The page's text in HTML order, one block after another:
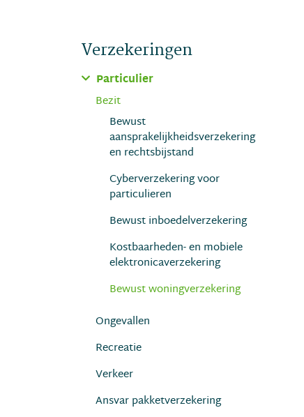
Verzekeringen
Particulier
Bezit
Bewust
aansprakelijkheidsverzekering
en rechtsbijstand
Cyberverzekering voor
particulieren
Bewust inboedelverzekering
Kostbaarheden- en mobiele
elektronicaverzekering
Bewust woningverzekering
Ongevallen
Recreatie
Verkeer
Ansvar pakketverzekering